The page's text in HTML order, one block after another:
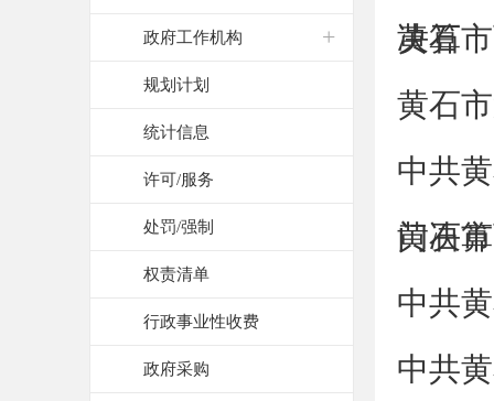
政府工作机构
规划计划
统计信息
许可/服务
处罚/强制
权责清单
行政事业性收费
政府采购
决算
黄石
黄石
中共
门决算
黄石
中共
中共